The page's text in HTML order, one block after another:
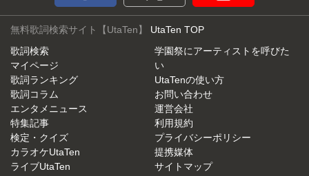
無料歌詞検索サイト【UtaTen】 UtaTen TOP
歌詞検索
マイページ
歌詞ランキング
歌詞コラム
エンタメニュース
特集記事
検定・クイズ
カラオケUtaTen
ライブUtaTen
学園祭にアーティストを呼びた
い
UtaTenの使い方
お問い合わせ
運営会社
利用規約
プライバシーポリシー
提携媒体
サイトマップ